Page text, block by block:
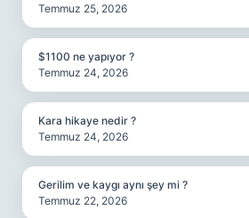
Temmuz 25, 2026
$1100 ne yapıyor ?
Temmuz 24, 2026
Kara hikaye nedir ?
Temmuz 24, 2026
Gerilim ve kaygı aynı şey mi ?
Temmuz 22, 2026